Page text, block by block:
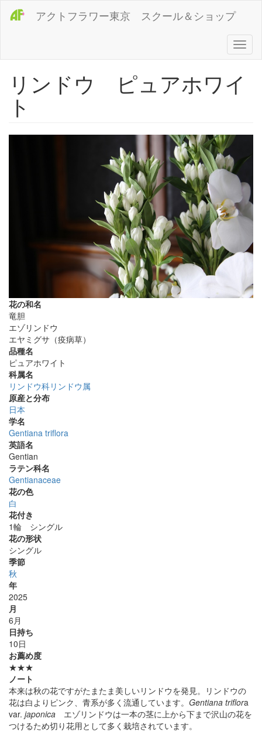
アクトフラワー東京 スクール＆ショップ
リンドウ ピュアホワイ
ト
花の和名
竜胆
エゾリンドウ
エヤミグサ（疫病草）
品種名
ピュアホワイト
科属名
リンドウ科リンドウ属
原産と分布
日本
学名
Gentiana triflora
英語名
Gentian
ラテン科名
Gentianaceae
花の色
白
花付き
1輪 シングル
花の形状
シングル
季節
秋
年
2025
月
6月
日持ち
10日
お薦め度
★★★
ノート
本来は秋の花ですがたまたま美しいリンドウを発見。リンドウの
花は白よりピンク、青系が多く流通しています。 Gentiana triflora
var. japonica エゾリンドウは一本の茎に上から下まで沢山の花を
つけるため切り花用として多く栽培されています。